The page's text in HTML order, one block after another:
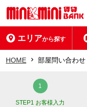
エリアから探す
HOME 部屋問い合わせ
STEP1 お客様入力